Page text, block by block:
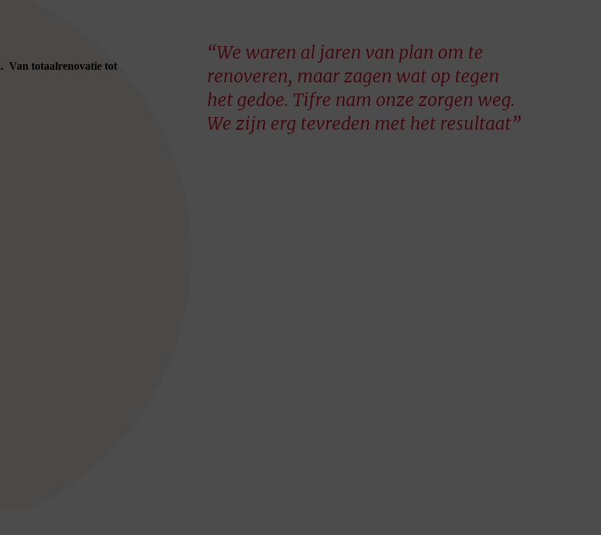
Van totaalrenovatie tot
“We waren al jaren van plan om te
renoveren, maar zagen wat op tegen
het gedoe. Tifre nam onze zorgen weg.
We zijn erg tevreden met het resultaat”